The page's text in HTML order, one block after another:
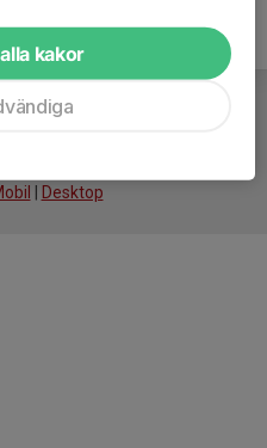
Desktop
kakor